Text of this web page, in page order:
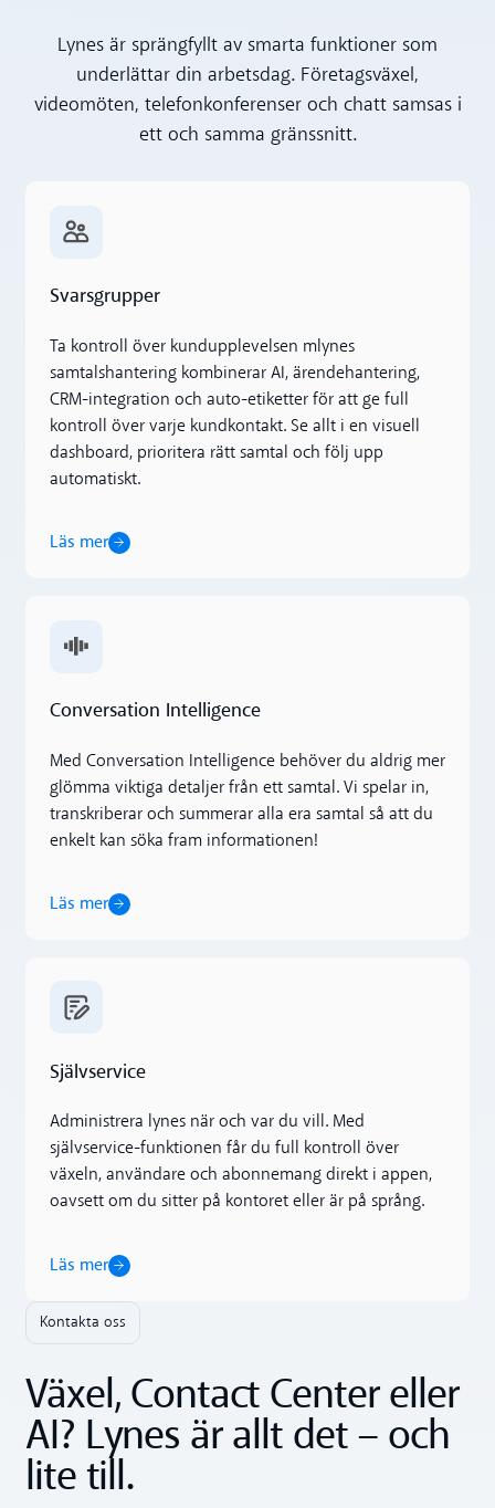
Lynes är sprängfyllt av smarta funktioner som
underlättar din arbetsdag. Företagsväxel,
videomöten, telefonkonferenser och chatt samsas i
ett och samma gränssnitt.
Svarsgrupper
Ta kontroll över kundupplevelsen mlynes
samtalshantering kombinerar AI, ärendehantering,
CRM-integration och auto-etiketter för att ge full
kontroll över varje kundkontakt. Se allt i en visuell
dashboard, prioritera rätt samtal och följ upp
automatiskt.
Läs mer
Läs mer
Conversation Intelligence
Med Conversation Intelligence behöver du aldrig mer
glömma viktiga detaljer från ett samtal. Vi spelar in,
transkriberar och summerar alla era samtal så att du
enkelt kan söka fram informationen!
Läs mer
Läs mer
Självservice
Administrera lynes när och var du vill. Med
självservice-funktionen får du full kontroll över
växeln, användare och abonnemang direkt i appen,
oavsett om du sitter på kontoret eller är på språng.
Läs mer
Läs mer
Kontakta oss
Växel, Contact Center eller
AI? Lynes är allt det – och
lite till.